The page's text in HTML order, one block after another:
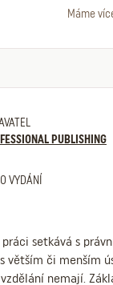
Máme
PUBLISHING
VYDÁNÍ
setkává s
či menším
nemají.